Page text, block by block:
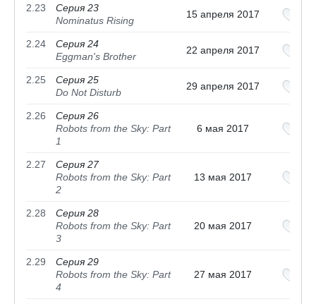
2.23
Серия 23
Nominatus Rising
15 апреля 2017
2.24
Серия 24
Eggman's Brother
22 апреля 2017
2.25
Серия 25
Do Not Disturb
29 апреля 2017
2.26
Серия 26
Robots from the Sky: Part
1
6 мая 2017
2.27
Серия 27
Robots from the Sky: Part
2
13 мая 2017
2.28
Серия 28
Robots from the Sky: Part
3
20 мая 2017
2.29
Серия 29
Robots from the Sky: Part
4
27 мая 2017